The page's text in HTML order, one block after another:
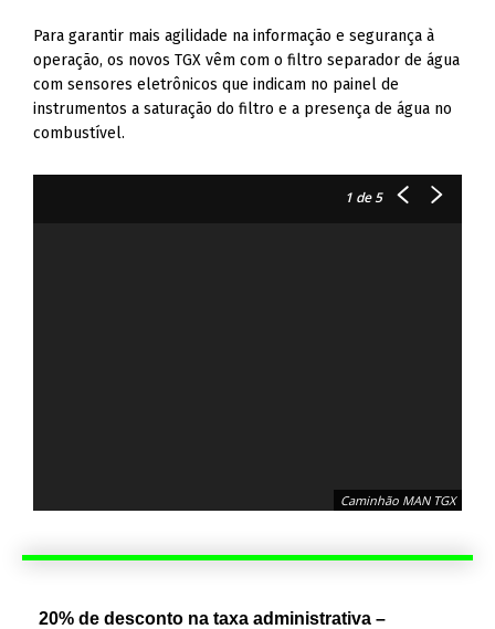
Para garantir mais agilidade na informação e segurança à
operação, os novos TGX vêm com o filtro separador de água
com sensores eletrônicos que indicam no painel de
instrumentos a saturação do filtro e a presença de água no
combustível.
1de 5
Caminhão MAN TGX
20% de desconto na taxa administrativa –